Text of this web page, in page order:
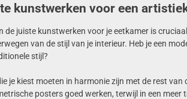
kunstwerken voor een
de juiste kunstwerken voor je eetkamer is
van de stijl van je interieur. Heb je een
stijl?
je kiest moeten in harmonie zijn met de rest
posters goed werken, terwijl in een